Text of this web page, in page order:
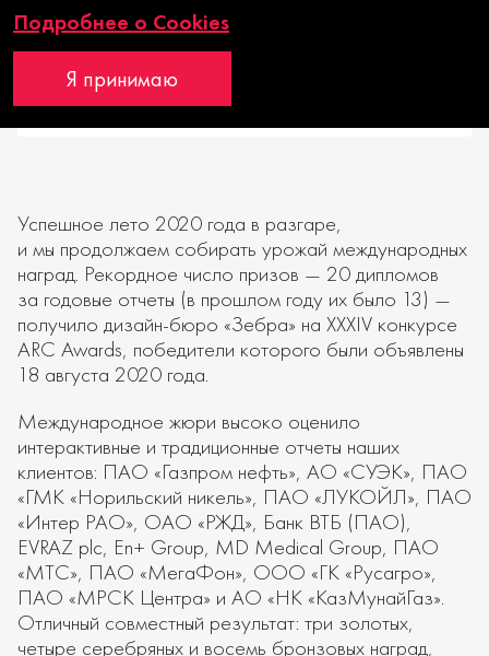
Успешное лето 2020 года в разгаре,
и мы продолжаем собирать урожай международных
наград. Рекордное число призов — 20 дипломов
за годовые отчеты (в прошлом году их было 13) —
получило дизайн-бюро «Зебра» на XXXIV конкурсе
ARC Awards, победители которого были объявлены
18 августа 2020 года.
Международное жюри высоко оценило
интерактивные и традиционные отчеты наших
клиентов: ПАО «Газпром нефть», АО «СУЭК», ПАО
«ГМК «Норильский никель», ПАО «ЛУКОЙЛ», ПАО
«Интер РАО», ОАО «РЖД», Банк ВТБ (ПАО),
EVRAZ plc, En+ Group, MD Medical Group, ПАО
«МТС», ПАО «МегаФон», ООО «ГК «Русагро»,
ПАО «МРСК Центра» и АО «НК «КазМунайГаз».
Отличный совместный результат: три золотых,
четыре серебряных и восемь бронзовых наград,
Подробнее о Cookies
Я принимаю